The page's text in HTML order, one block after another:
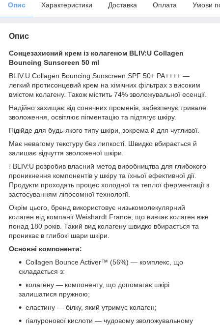
Опис Характеристики Доставка Оплата Умови
Опис
Сонцезахисний крем із колагеном BLIV:U Collagen
Bouncing Sunscreen 50 ml
BLIV:U Collagen Bouncing Sunscreen SPF 50+ PA++++ —
легкий протисонцевий крем на хімічних фільтрах з високим
вмістом колагену. Також містить 74% зволожувальної есенції.
Надійно захищає від сонячних променів, забезпечує тривале
зволоження, освітлює пігментацію та підтягує шкіру.
Підійде для будь-якого типу шкіри, зокрема й для чутливої.
Має невагому текстуру без липкості. Швидко вбирається й
залишає відчуття зволоженої шкіри.
❕ BLIV:U розробив власний метод виробництва для глибокого
проникнення компонентів у шкіру та їхньої ефективної дії.
Продукти проходять процес холодної та теплої ферментації з
застосуванням ліпосомної технології.
Окрім цього, бренд використовує низькомолекулярний
колаген від компанії Weishardt France, що вивчає колаген вже
понад 180 років. Такий вид колагену швидко вбирається та
проникає в глибокі шари шкіри.
Основні компоненти:
Collagen Bounce Activer™ (56%) — комплекс, що
складається з:
колагену — компоненту, що допомагає шкірі
залишатися пружною;
еластину — білку, який утримує колаген;
гіалуронової кислоти — чудовому зволожувальному